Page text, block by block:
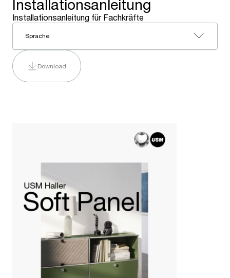
Installationsanleitung
Installationsanleitung für Fachkräfte
Sprache
Download